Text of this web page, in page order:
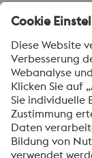
Nachricht*
Ich möchte
automatisch